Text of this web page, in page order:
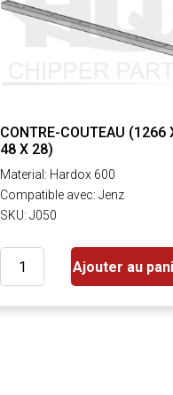
CONTRE-COUTEAU (1266
48 X 28)
Material: Hardox 600
Compatible avec: Jenz
SKU: J050
Ajouter au